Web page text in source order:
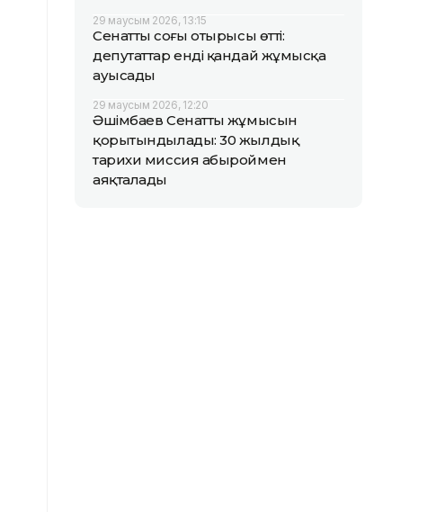
29 маусым 2026, 13:15
Сенаттың соңғы отырысы өтті:
депутаттар енді қандай жұмысқа
ауысады
29 маусым 2026, 12:20
Әшімбаев Сенаттың жұмысын
қорытындылады: 30 жылдық
тарихи миссия абыроймен
аяқталады